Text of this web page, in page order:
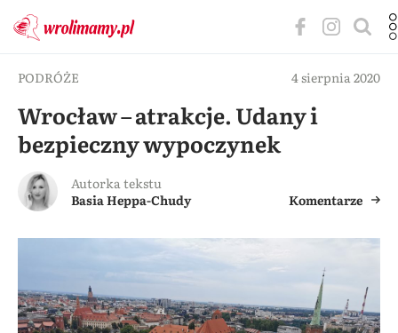
PODRÓŻE 4 sierpnia 2020
Wrocław – atrakcje. Udany i
bezpieczny wypoczynek
Autorka tekstu
Basia Heppa-Chudy
Komentarze